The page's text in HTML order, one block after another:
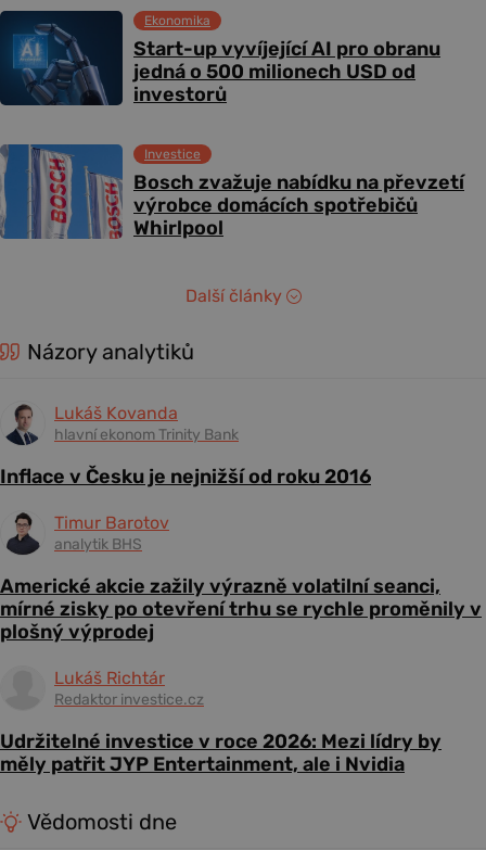
Start-up vyvíjející AI pro obranu
jedná o 500 milionech USD od
investorů
Ekonomika
Bosch zvažuje nabídku na převzetí
výrobce domácích spotřebičů
Whirlpool
Investice
Další články
Názory analytiků
Lukáš Kovanda
hlavní ekonom Trinity Bank
Inflace v Česku je nejnižší od roku 2016
Timur Barotov
analytik BHS
Americké akcie zažily výrazně volatilní seanci,
mírné zisky po otevření trhu se rychle proměnily v
plošný výprodej
Lukáš Richtár
Redaktor investice.cz
Udržitelné investice v roce 2026: Mezi lídry by
měly patřit JYP Entertainment, ale i Nvidia
Vědomosti dne